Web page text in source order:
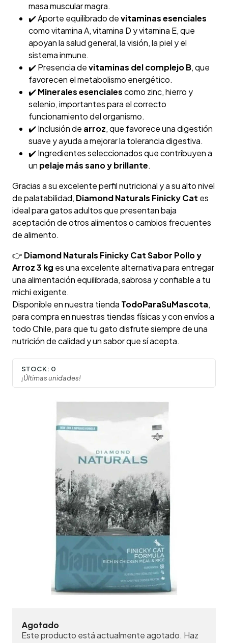
masa muscular magra.
✔️ Aporte equilibrado devitaminas esenciales
como vitamina A, vitamina D y vitamina E, que
apoyan la salud general, la visión, la piel y el
sistema inmune.
✔️ Presencia devitaminas del complejo B, que
favorecen el metabolismo energético.
✔️ Minerales esencialescomo zinc, hierro y
selenio, importantes para el correcto
funcionamiento del organismo.
✔️ Inclusión de arroz, que favorece una digestión
suave y ayuda a mejorar la tolerancia digestiva.
✔️ Ingredientes seleccionados que contribuyen a
un pelaje más sano y brillante.
Gracias a su excelente perfil nutricional y a su alto nivel
de palatabilidad, Diamond Naturals Finicky Cat es
ideal para gatos adultos que presentan baja
aceptación de otros alimentos o cambios frecuentes
de alimento.
👉 Diamond Naturals Finicky Cat Sabor Pollo y
Arroz 3 kg es una excelente alternativa para entregar
una alimentación equilibrada, sabrosa y confiable a tu
michi exigente.
Disponible en nuestra tienda TodoParaSuMascota,
para compra en nuestras tiendas físicas y con envíos a
todo Chile, para que tu gato disfrute siempre de una
nutrición de calidad y un sabor que sí acepta.
STOCK: 0
¡Últimas unidades!
Agotado
Este producto está actualmente agotado. Haz